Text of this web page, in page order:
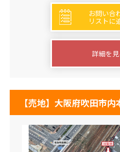
お問い合
リストに
詳細を見
【売地】大阪府吹田市内